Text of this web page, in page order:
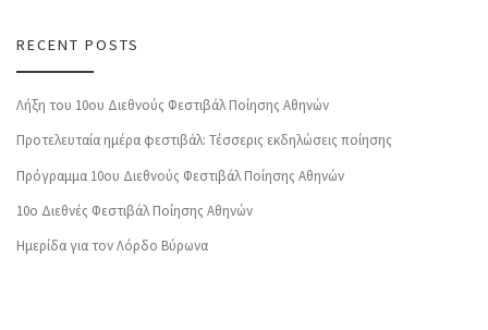
RECENT POSTS
Λήξη του 10ου Διεθνούς Φεστιβάλ Ποίησης Αθηνών
Προτελευταία ημέρα φεστιβάλ: Τέσσερις εκδηλώσεις ποίησης
Πρόγραμμα 10ου Διεθνούς Φεστιβάλ Ποίησης Αθηνών
10o Διεθνές Φεστιβάλ Ποίησης Αθηνών
Ημερίδα για τον Λόρδο Βύρωνα